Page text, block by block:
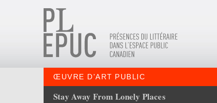
ŒUVRE D'ART PUBLIC
Stay Away From Lonely Places